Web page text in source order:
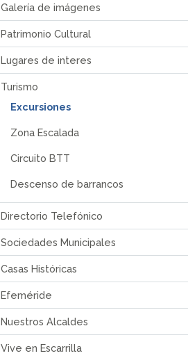
Galería de imágenes
Patrimonio Cultural
Lugares de interes
Turismo
Excursiones
Zona Escalada
Circuito BTT
Descenso de barrancos
Directorio Telefónico
Sociedades Municipales
Casas Históricas
Efeméride
Nuestros Alcaldes
Vive en Escarrilla